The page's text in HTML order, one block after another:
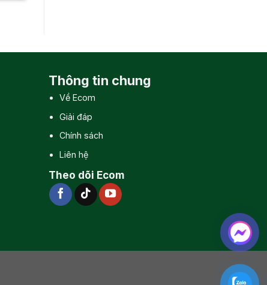
Thông tin chung
Về Ecom
Giải đáp
Chính sách
Liên hệ
Theo dõi Ecom